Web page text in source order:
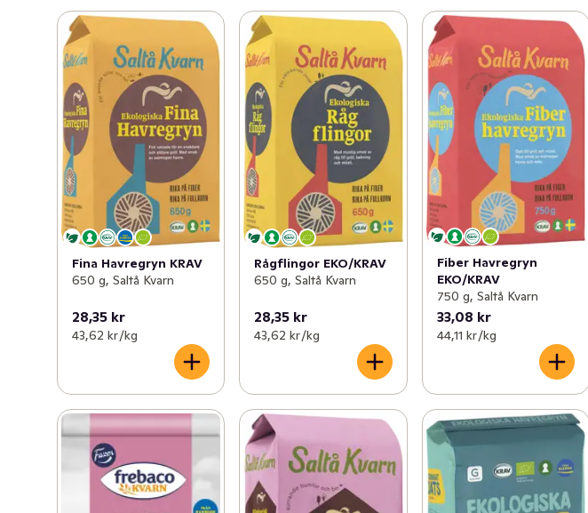
lite havregryn i pannkakorna eller i din smoothie.
Fina Havregryn KRAV
650 g, Saltå Kvarn
28,35 kr
43,62 kr /kg
Rågflingor EKO/KRAV
650 g, Saltå Kvarn
28,35 kr
43,62 kr /kg
Fiber Havregryn
EKO/KRAV
750 g, Saltå Kvarn
33,08 kr
44,11 kr /kg